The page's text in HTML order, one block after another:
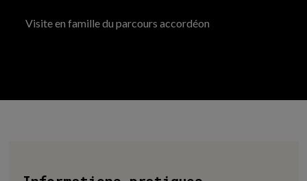
Visite en famille du parcours accordéon